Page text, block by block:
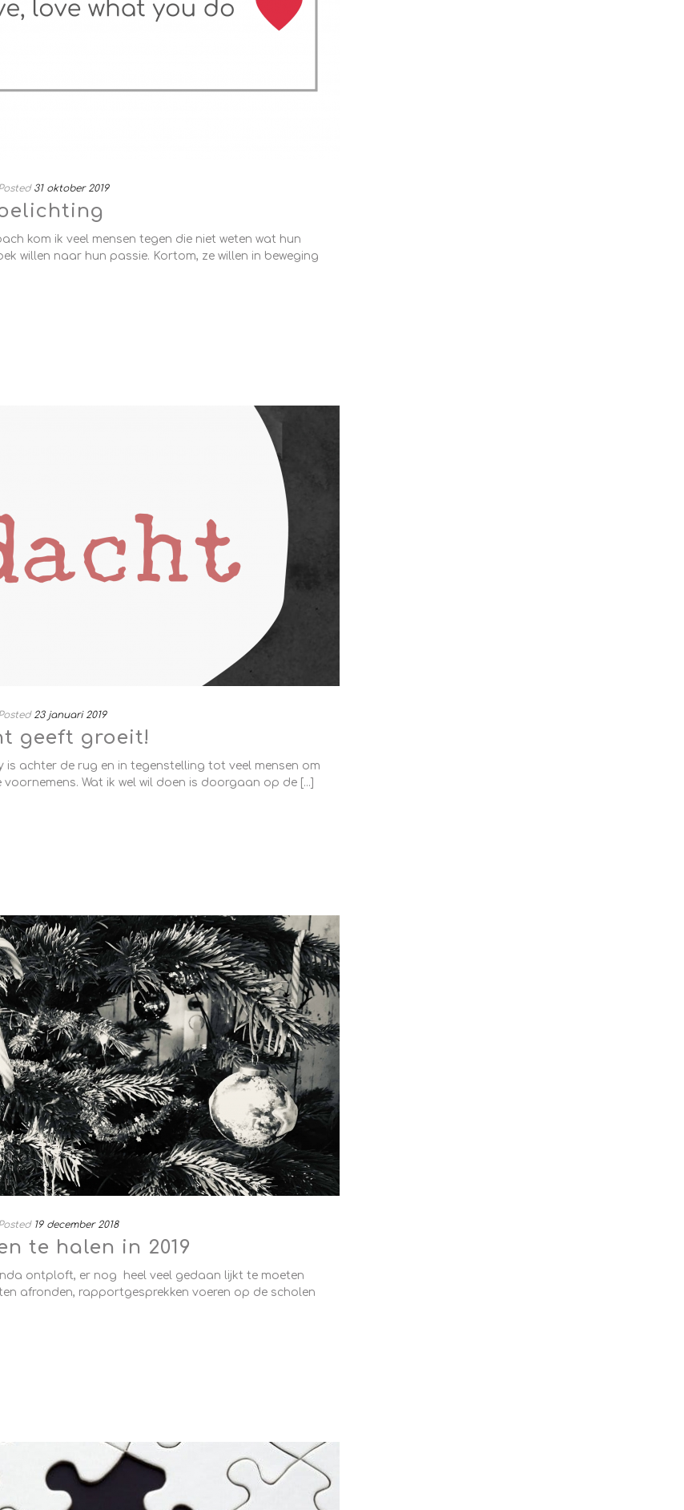
31 oktober 2019
kom ik veel mensen tegen die niet weten wat hun
willen naar hun passie. Kortom, ze willen in beweging
23 januari 2019
geeft groeit!
is achter de rug en in tegenstelling tot veel mensen om
Wat ik wel wil doen is doorgaan op de [...]
19 december 2018
te halen in 2019
ontploft, er nog heel veel gedaan lijkt te moeten
afronden, rapportgesprekken voeren op de scholen